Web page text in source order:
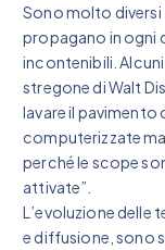
Sono molto diversi
propagano in ogni
incontenibili.
stregone di Walt
lavare il
computerizzate
perché le scope
attivate”.
L’evoluzione delle
e diffusione, sono